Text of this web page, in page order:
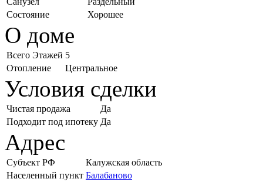
Состояние
Хорошее
О доме
Всего Этажей 5
Отопление
Центральное
Условия сделки
Чистая продажа
Да
Подходит под ипотеку Да
Адрес
Субъект РФ
Калужская область
Населенный пункт Балабаново